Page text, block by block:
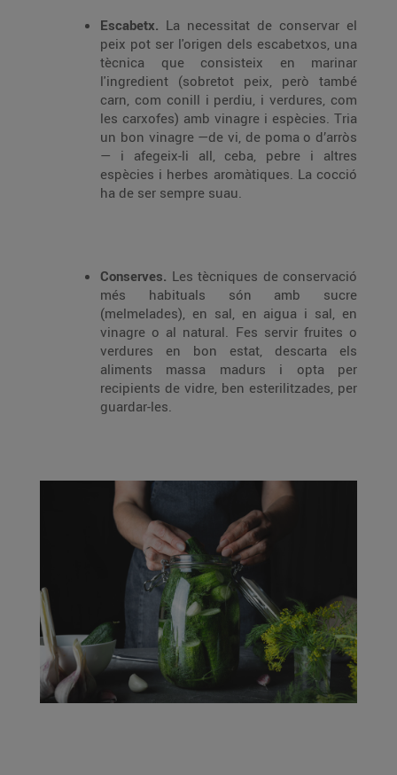
Escabetx. La necessitat de conservar el
peix pot ser l'origen dels escabetxos, una
tècnica que consisteix en marinar
l'ingredient (sobretot peix, però també
carn, com conill i perdiu, i verdures, com
les carxofes) amb vinagre i espècies. Tria
un bon vinagre —de vi, de poma o d’arròs
— i afegeix-li all, ceba, pebre i altres
espècies i herbes aromàtiques. La cocció
ha de ser sempre suau.
Conserves. Les tècniques de conservació
més habituals són amb sucre
(melmelades), en sal, en aigua i sal, en
vinagre o al natural. Fes servir fruites o
verdures en bon estat, descarta els
aliments massa madurs i opta per
recipients de vidre, ben esterilitzades, per
guardar-les.